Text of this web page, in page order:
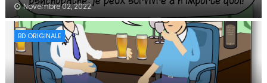
Novembre 02, 2022
BD ORIGINALE